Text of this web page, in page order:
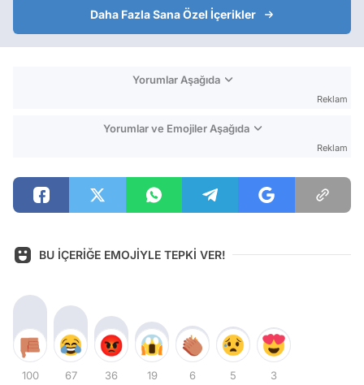
Daha Fazla Sana Özel İçerikler
Yorumlar Aşağıda
Reklam
Yorumlar ve Emojiler Aşağıda
Reklam
BU İÇERİĞE EMOJİYLE TEPKİ VER!
100 67 36 19 6 5 3